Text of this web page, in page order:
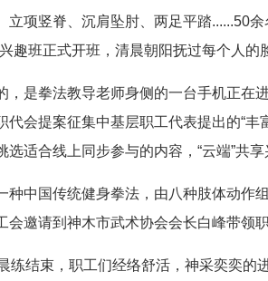
发布时间：2024-
立项竖脊、沉肩坠肘、两足平踏......50
趣班正式开班，清晨朝阳抚过每个人的
，是拳法教导老师身侧的一台手机正在
代会提案征集中基层职工代表提出的“
选适合线上同步参与的内容，“云端”共享
种中国传统健身拳法，由八种肢体动作
会邀请到神木市武术协会会长白峰带领
练结束，职工们经络舒活，神采奕奕的